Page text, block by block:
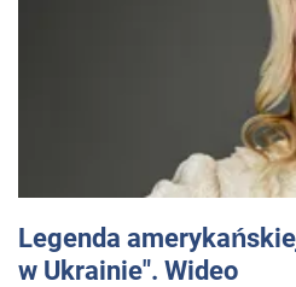
Legenda
w Ukrainie". Wideo